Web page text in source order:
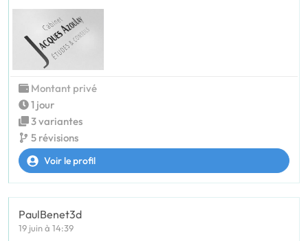
Montant privé
1 jour
3 variantes
5 révisions
Voir le profil
PaulBenet3d
19 juin à 14:39